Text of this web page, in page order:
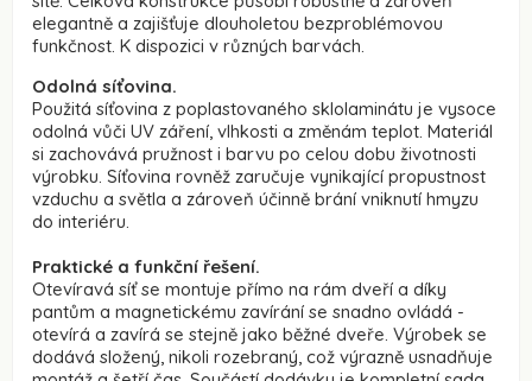
elegantně a zajišťuje dlouholetou bezproblémovou
funkčnost. K dispozici v různých barvách.
Odolná síťovina.
Použitá síťovina z poplastovaného sklolaminátu je vysoce
odolná vůči UV záření, vlhkosti a změnám teplot. Materiál
si zachovává pružnost i barvu po celou dobu životnosti
výrobku. Síťovina rovněž zaručuje vynikající propustnost
vzduchu a světla a zároveň účinně brání vniknutí hmyzu
do interiéru.
Praktické a funkční řešení.
Otevíravá síť se montuje přímo na rám dveří a díky
pantům a magnetickému zavírání se snadno ovládá -
otevírá a zavírá se stejně jako běžné dveře. Výrobek se
dodává složený, nikoli rozebraný, což výrazně usnadňuje